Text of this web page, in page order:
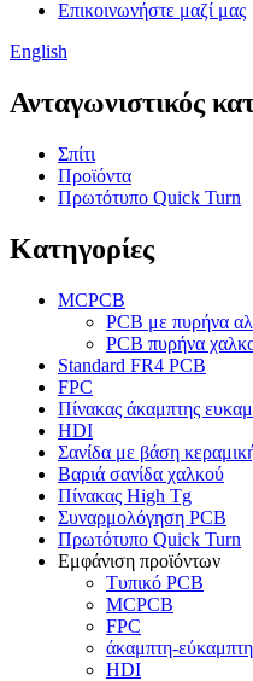
Επικοινωνήστε μαζί μας
English
Ανταγωνιστικός
Σπίτι
Προϊόντα
Πρωτότυπο Quick Turn
Κατηγορίες
MCPCB
PCB με πυρήνα
PCB πυρήνα
Standard FR4 PCB
FPC
Πίνακας άκαμπτης
HDI
Σανίδα με βάση
Βαριά σανίδα χαλκού
Πίνακας High Tg
Συναρμολόγηση PCB
Πρωτότυπο Quick Turn
Εμφάνιση προϊόντων
Τυπικό PCB
MCPCB
FPC
άκαμπτη-
HDI